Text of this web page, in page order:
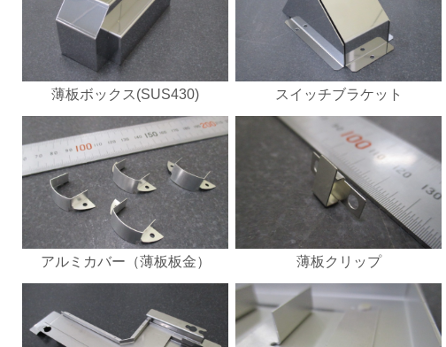
薄板ボックス(SUS430) スイッチブラケット
アルミカバー（薄板板金） 薄板クリップ